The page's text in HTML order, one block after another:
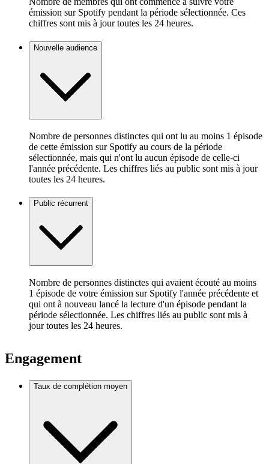
émission sur Spotify pendant la période sélectionnée. Ces
chiffres sont mis à jour toutes les 24 heures.
Nouvelle audience
Nombre de personnes distinctes qui ont lu au moins 1 épisode
de cette émission sur Spotify au cours de la période
sélectionnée, mais qui n'ont lu aucun épisode de celle-ci
l'année précédente. Les chiffres liés au public sont mis à jour
toutes les 24 heures.
Public récurrent
Nombre de personnes distinctes qui avaient écouté au moins
1 épisode de votre émission sur Spotify l'année précédente et
qui ont à nouveau lancé la lecture d'un épisode pendant la
période sélectionnée. Les chiffres liés au public sont mis à
jour toutes les 24 heures.
Engagement
Taux de complétion moyen